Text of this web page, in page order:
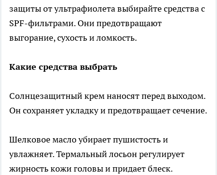
защиты от ультрафиолета выбирайте средства с
SPF-фильтрами. Они предотвращают
выгорание, сухость и ломкость.
Какие средства выбрать
Солнцезащитный крем наносят перед выходом.
Он сохраняет укладку и предотвращает сечение.
Шелковое масло убирает пушистость и
увлажняет. Термальный лосьон регулирует
жирность кожи головы и придает блеск.